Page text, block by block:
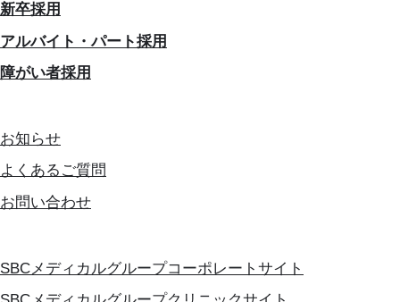
新卒採用
アルバイト・パート採用
障がい者採用
お知らせ
よくあるご質問
お問い合わせ
SBCメディカルグループコーポレートサイト